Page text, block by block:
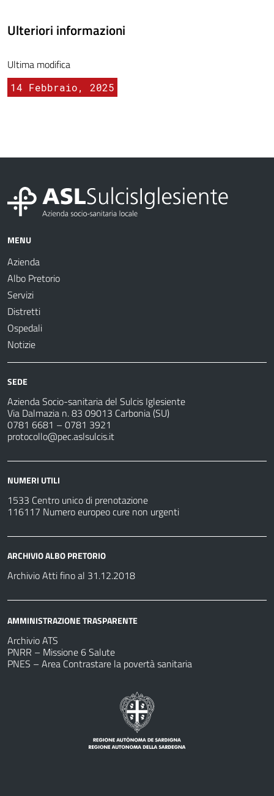
Ulteriori informazioni
Ultima modifica
14 Febbraio, 2025
MENU
Azienda
Albo Pretorio
Servizi
Distretti
Ospedali
Notizie
SEDE
Azienda Socio-sanitaria del Sulcis Iglesiente
Via Dalmazia n. 83 09013 Carbonia (SU)
0781 6681 – 0781 3921
protocollo@pec.aslsulcis.it
NUMERI UTILI
1533 Centro unico di prenotazione
116117 Numero europeo cure non urgenti
ARCHIVIO ALBO PRETORIO
Archivio Atti fino al 31.12.2018
AMMINISTRAZIONE TRASPARENTE
Archivio ATS
PNRR – Missione 6 Salute
PNES – Area Contrastare la povertà sanitaria